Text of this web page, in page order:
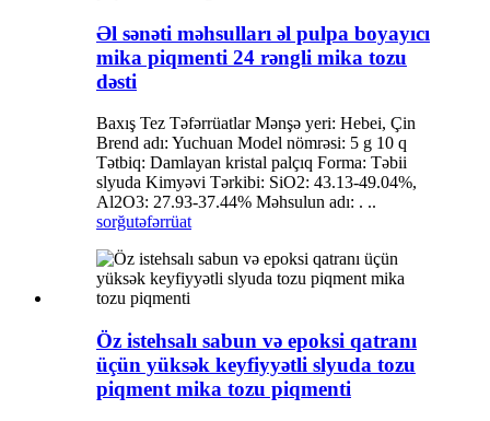
Əl sənəti məhsulları əl pulpa boyayıcı
mika piqmenti 24 rəngli mika tozu
dəsti
Baxış Tez Təfərrüatlar Mənşə yeri: Hebei, Çin
Brend adı: Yuchuan Model nömrəsi: 5 g 10 q
Tətbiq: Damlayan kristal palçıq Forma: Təbii
slyuda Kimyəvi Tərkibi: SiO2: 43.13-49.04%,
Al2O3: 27.93-37.44% Məhsulun adı: . ..
sorğutəfərrüat
Öz istehsalı sabun və epoksi qatranı
üçün yüksək keyfiyyətli slyuda tozu
piqment mika tozu piqmenti